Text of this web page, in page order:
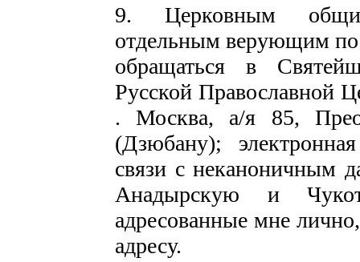
9. Церковным
отдельным верующим по
обращаться в
Русской Православной
. Москва, а/я 85,
(Дзюбану);
связи с неканоничным
Анадырскую и
адресованные мне
адресу.